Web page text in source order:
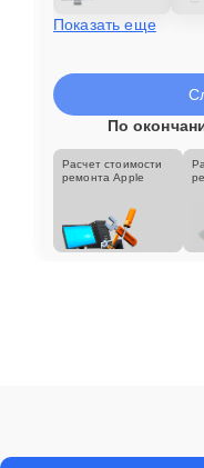
Показать еще
По
Расчет стоимости
ремонта Apple